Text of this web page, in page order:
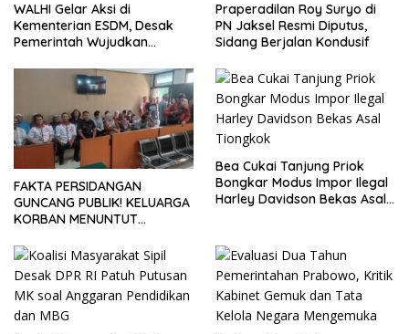
WALHI Gelar Aksi di
Kementerian ESDM, Desak
Pemerintah Wujudkan
Praperadilan Roy Suryo di
PN Jaksel Resmi Diputus,
Sidang Berjalan Kondusif
FAKTA PERSIDANGAN
GUNCANG PUBLIK! KELUARGA
KORBAN MENUNTUT
TUNTUTAN DITUNDA
Bea Cukai Tanjung Priok
Bongkar Modus Impor Ilegal
Harley Davidson Bekas Asal